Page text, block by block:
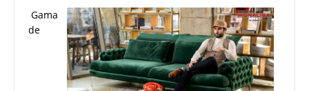
Gama
de